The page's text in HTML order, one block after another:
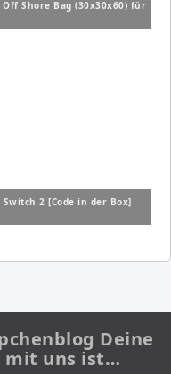
Shore Bag (30x30x60) für
2 [Code in der Box]
Deine
mit uns ist…